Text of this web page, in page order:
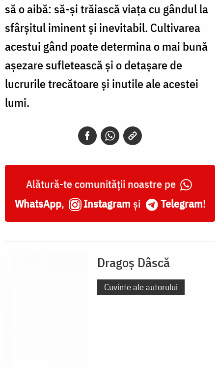
să o aibă: să-și trăiască viața cu gândul la
sfârșitul iminent și inevitabil. Cultivarea
acestui gând poate determina o mai bună
așezare sufletească și o detașare de
lucrurile trecătoare și inutile ale acestei
lumi.
Alătură-te comunității noastre pe
WhatsApp, Instagram și Telegram!
Dragoș Dâscă
Cuvinte ale autorului